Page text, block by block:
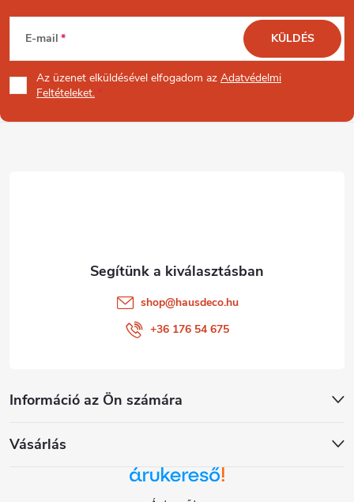
L
á
b
E-mail
Az üzenet elküldésével elfogadom az Adatvédelmi
Feltételeket.
KÜLDÉS
Információ az Ön számára
Vásárlás
shop@hausdeco.hu
+36 176 54 675